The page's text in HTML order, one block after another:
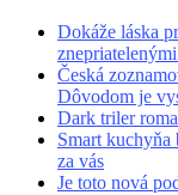
Dokáže láska
Česká
Dôvodom je
Dark triler
Smart kuchyňa
za vás
Je toto nová